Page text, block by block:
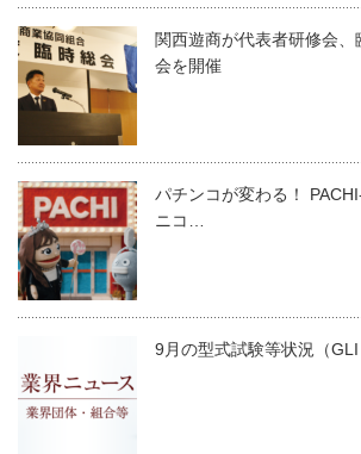
関西遊商が代表者研修会
会を開催
パチンコが変わる！
ニコ…
9月の型式試験等状況（GLI